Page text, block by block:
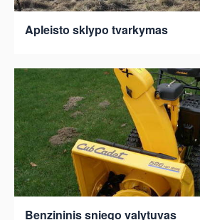
Apleisto sklypo tvarkymas
Benzininis sniego valytuvas